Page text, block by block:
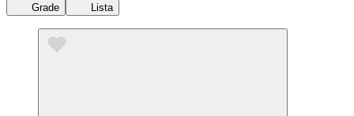
Grade Lista